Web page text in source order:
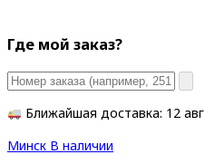
Где мой заказ?
Ближайшая доставка: 12 авг
Минск В наличии